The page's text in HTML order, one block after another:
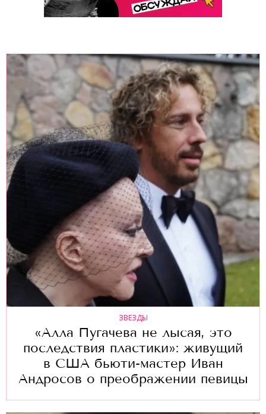
ЗВЕЗДЫ
«Алла Пугачева не лысая, это
последствия пластики»: живущий
в США бьюти-мастер Иван
Андросов о преображении певицы